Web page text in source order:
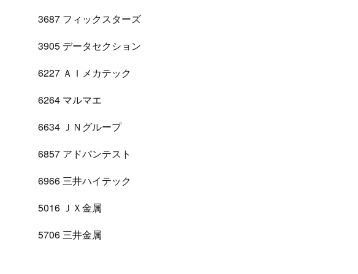
3687 フィックスターズ
3905 データセクション
6227 ＡＩメカテック
6264 マルマエ
6634 ＪＮグループ
6857 アドバンテスト
6966 三井ハイテック
5016 ＪＸ金属
5706 三井金属